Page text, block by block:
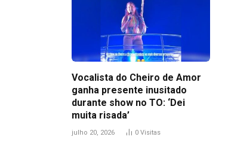
Vocalista do Cheiro de Amor
ganha presente inusitado
durante show no TO: ‘Dei
muita risada’
julho 20, 2026 0 Visitas